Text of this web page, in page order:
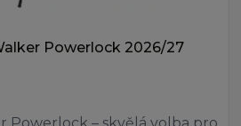
Powerlock 2026/27